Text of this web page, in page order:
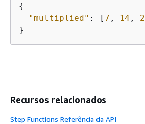
{
"multiplied" : [ 7 , 14 ,
}
Recursos relacionados
Step Functions Referência da API